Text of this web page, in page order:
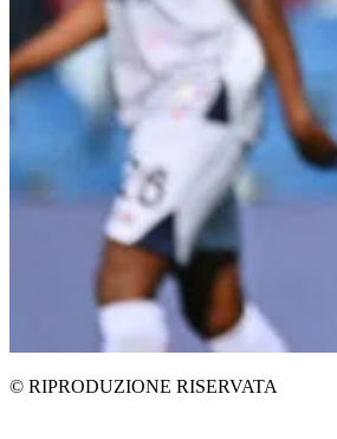
© RIPRODUZIONE RISERVATA